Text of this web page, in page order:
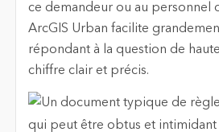
ce demandeur ou au personnel
ArcGIS Urban facilite
répondant à la question de
chiffre clair et précis.